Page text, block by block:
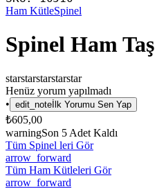
Ham KütleSpinel
Spinel Ham Taş
starstarstarstarstar
Henüz yorum yapılmadı
• edit_note İlk Yorumu Sen Yap
₺605,00
warningSon 5 Adet Kaldı
Tüm Spinel leri Gör
arrow_forward
Tüm Ham Kütleleri Gör
arrow_forward